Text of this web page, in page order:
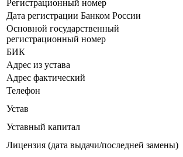
Регистрационный номер
Дата регистрации Банком России
Основной государственный
регистрационный номер
БИК
Адрес из устава
Адрес фактический
Телефон
Устав
Уставный капитал
Лицензия (дата выдачи/последней замены)